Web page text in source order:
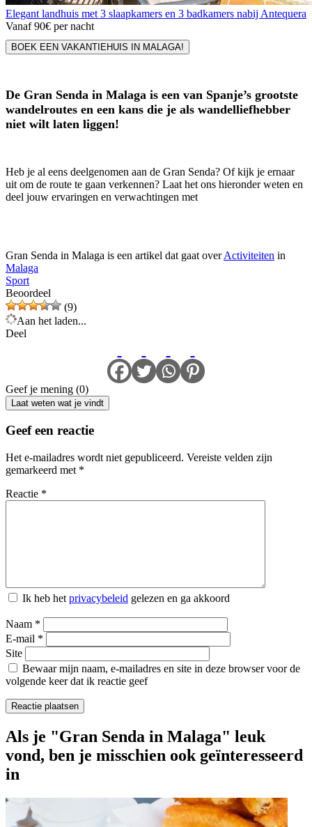
Elegant landhuis met 3 slaapkamers en 3 badkamers nabij Antequera
Vanaf90€ per nacht
BOEK EEN VAKANTIEHUIS IN MALAGA!
De Gran Senda in Malaga is een van Spanje’s grootste
wandelroutes en een kans die je als wandelliefhebber
niet wilt laten liggen!
Heb je al eens deelgenomen aan de Gran Senda? Of kijk je ernaar
uit om de route te gaan verkennen? Laat het ons hieronder weten en
deel jouw ervaringen en verwachtingen met
Gran Senda in Malaga is een artikel dat gaat overActiviteiten in
Malaga
Sport
Beoordeel
(9)
Aan het laden...
Deel
Geef je mening (0)
Laat weten wat je vindt
Geef een reactie
Het e-mailadres wordt niet gepubliceerd. Vereiste velden zijn
gemarkeerd met *
Reactie *
Ik heb het privacybeleid gelezen en ga akkoord
Naam *
E-mail *
Site
Bewaar mijn naam, e-mailadres en site in deze browser voor de
volgende keer dat ik reactie geef
Als je "Gran Senda in Malaga" leuk
vond, ben je misschien ook geïnteresseerd
in